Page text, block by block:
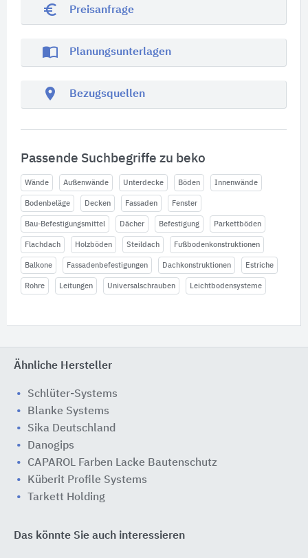
euro_symbol Preisanfrage
import_contacts Planungsunterlagen
location_on Bezugsquellen
Passende Suchbegriffe zu beko
Wände Außenwände Unterdecke Böden Innenwände
Bodenbeläge Decken Fassaden Fenster
Bau-Befestigungsmittel Dächer Befestigung Parkettböden
Flachdach Holzböden Steildach Fußbodenkonstruktionen
Balkone Fassadenbefestigungen Dachkonstruktionen Estriche
Rohre Leitungen Universalschrauben Leichtbodensysteme
Ähnliche Hersteller
Schlüter-Systems
Blanke Systems
Sika Deutschland
Danogips
CAPAROL Farben Lacke Bautenschutz
Küberit Profile Systems
Tarkett Holding
Das könnte Sie auch interessieren